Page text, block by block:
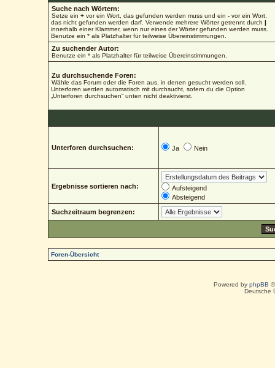
Suche nach Wörtern:
Setze ein+ vor ein Wort, das gefunden werden muss und ein- vor ein Wort,
das nicht gefunden werden darf. Verwende mehrere Wörter getrennt durch|
innerhalb einer Klammer, wenn nur eines der Wörter gefunden werden muss.
Benutze ein * als Platzhalter für teilweise Übereinstimmungen.
Zu suchender Autor:
Benutze ein * als Platzhalter für teilweise Übereinstimmungen.
Zu durchsuchende Foren:
Wähle das Forum oder die Foren aus, in denen gesucht werden soll.
Unterforen werden automatisch mit durchsucht, sofern du die Option
„Unterforen durchsuchen“ unten nicht deaktivierst.
Unterforen durchsuchen: Ja Nein
Ergebnisse sortieren nach:
Aufsteigend
Absteigend
Suchzeitraum begrenzen:
Foren-Übersicht
Powered by phpBB
Deutsche